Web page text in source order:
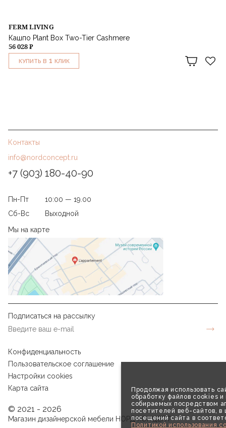
Продолжая использовать
обработку файлов cookies и
собираемых посредством
посетителей веб-сайтов, в
посещений сайта в
Политикой использования
FERM LIVING
Кашпо Plant Box Two-Tier Cashmere
56 028 ₽
КУПИТЬ В 1 КЛИК
Контакты
info@nordconcept.ru
+7 (903) 180-40-90
Пн-Пт
10:00 — 19.00
Сб-Вс
Выходной
Мы на карте
Подписаться на рассылку
Конфиденциальность
Пользовательское соглашение
Настройки cookies
Карта сайта
© 2021 - 2026
Магазин дизайнерской мебели НОРД КОНЦЕПТ